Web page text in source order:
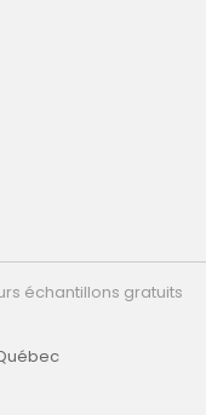
échantillons gratuits